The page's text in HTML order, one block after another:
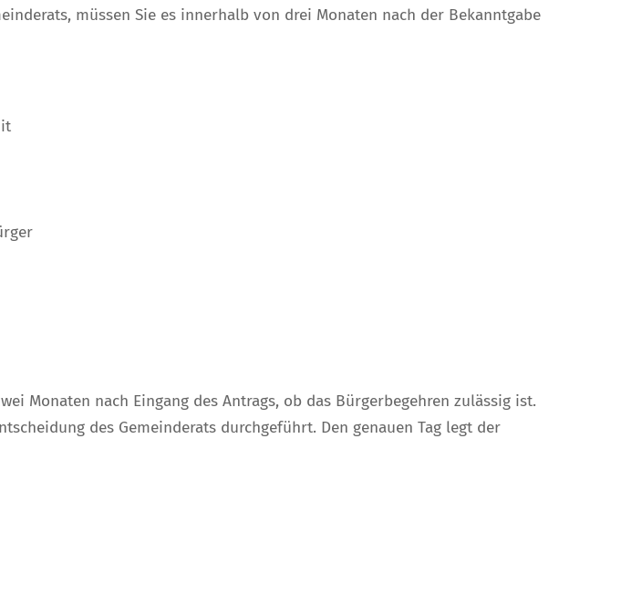
müssen Sie es innerhalb von drei Monaten nach der Bekanntgabe
Monaten nach Eingang des Antrags, ob das Bürgerbegehren zulässig ist.
des Gemeinderats durchgeführt. Den genauen Tag legt der